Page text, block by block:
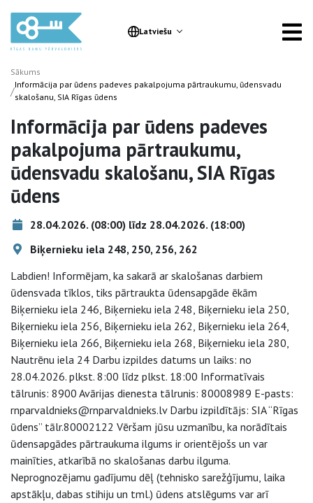
Latviešu
Sākums
/Informācija par ūdens padeves pakalpojuma pārtraukumu, ūdensvadu
skalošanu, SIA Rīgas ūdens
Informācija par ūdens padeves
pakalpojuma pārtraukumu,
ūdensvadu skalošanu, SIA Rīgas
ūdens
28.04.2026. (08:00) līdz 28.04.2026. (18:00)
Biķernieku iela 248, 250, 256, 262
Labdien! Informējam, ka sakarā ar skalošanas darbiem
ūdensvada tīklos, tiks pārtraukta ūdensapgāde ēkām
Biķernieku iela 246, Biķernieku iela 248, Biķernieku iela 250,
Biķernieku iela 256, Biķernieku iela 262, Biķernieku iela 264,
Biķernieku iela 266, Biķernieku iela 268, Biķernieku iela 280,
Nautrēnu iela 24 Darbu izpildes datums un laiks: no
28.04.2026. plkst. 8:00 līdz plkst. 18:00 Informatīvais
tālrunis: 8900 Avārijas dienesta tālrunis: 80008989 E-pasts:
rnparvaldnieks@rnparvaldnieks.lv Darbu izpildītājs: SIA “Rīgas
ūdens” tālr.80002122 Vēršam jūsu uzmanību, ka norādītais
ūdensapgādes pārtraukuma ilgums ir orientējošs un var
mainīties, atkarībā no skalošanas darbu ilguma.
Neprognozējamu gadījumu dēļ (tehnisko sarežģījumu, laika
apstākļu, dabas stihiju un tml.) ūdens atslēgums var arī